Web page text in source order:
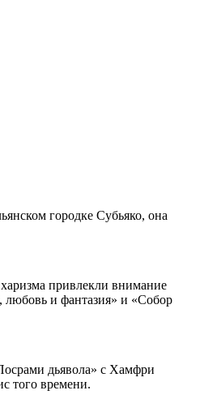
городке Субьяко, она
привлекли внимание
любовь и фантазия» и «Собор
дьявола» с Хамфри
того времени.